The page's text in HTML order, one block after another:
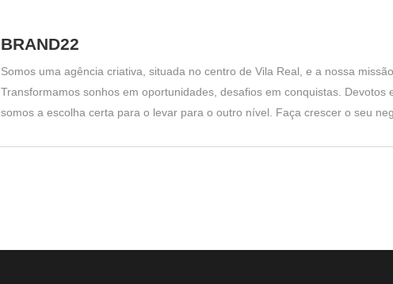
BRAND22
Somos uma agência criativa, situada no centro de Vila Real, e a nossa
Transformamos sonhos em oportunidades, desafios em conquistas.
somos a escolha certa para o levar para o outro nível. Faça crescer o seu